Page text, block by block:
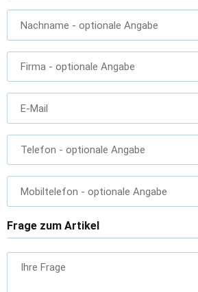
Nachname - optionale Angabe
Firma - optionale Angabe
E-Mail
Telefon - optionale Angabe
Mobiltelefon - optionale Angabe
Frage zum Artikel
Ihre Frage